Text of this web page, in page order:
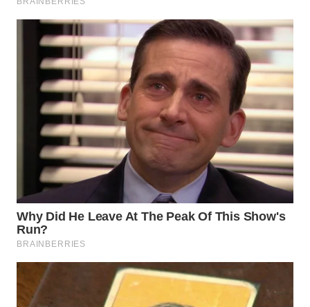
WN
TEBING
TINGGI
WN
PAKPAK
WN
KARAWANG
WN
BEKASI
WN
BOGOR